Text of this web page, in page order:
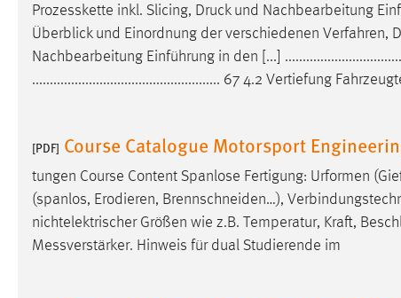
Prozesskette inkl. Slicing, Druckund Nachbearbeitung
Überblick und Einordnung der verschiedenen Verfahren,
Nachbearbeitung Einführung in den [...]
..................................................... 67 4.2 Vertiefung
[PDF] Course Catalogue Motorsport
tungen Course Content Spanlose Fertigung: Urformen
(spanlos, Erodieren, Brennschneiden…),
nichtelektrischer Größen wie z.B. Temperatur, Kraft,
Messverstärker. Hinweis für dual Studierende im